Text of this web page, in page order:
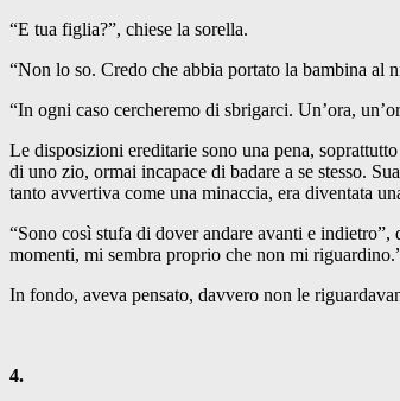
“E tua figlia?”, chiese la sorella.
“Non lo so. Credo che abbia portato la bambina al
“In ogni caso cercheremo di sbrigarci. Un’ora,
Le disposizioni ereditarie sono una pena,
di uno zio, ormai incapace di badare a se stesso.
tanto avvertiva come una minaccia, era diventata
“Sono così stufa di dover andare avanti e
momenti, mi sembra proprio che non mi
In fondo, aveva pensato, davvero non le
4.